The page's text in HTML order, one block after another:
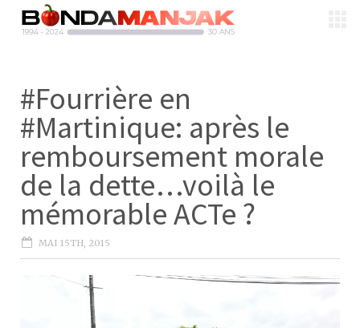
#Fourrière en
#Martinique: après le
remboursement morale
de la dette…voilà le
mémorable ACTe ?
MAI 15TH, 2015